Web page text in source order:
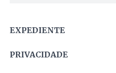
EXPEDIENTE
PRIVACIDADE